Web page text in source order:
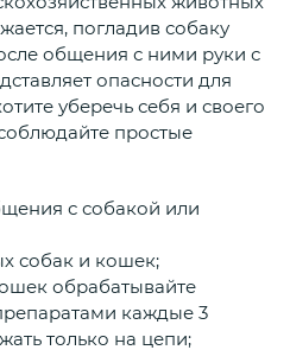
погладив собаку
общения с ними руки с
опасности для
уберечь себя и своего
простые
с собакой или
собак и кошек;
обрабатывайте
каждые 3
только на цепи;